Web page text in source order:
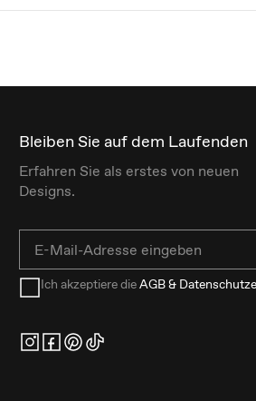
Bleiben Sie auf dem Laufenden
Erfahren Sie als erstes von neuen
Designs.
Ich akzeptiere dieAGB &